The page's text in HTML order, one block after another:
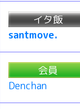
イタ飯
santmove.
会員
Denchan